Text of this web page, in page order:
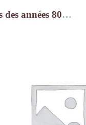
des années 80…